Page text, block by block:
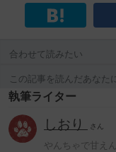
合わせて読みたい
この記事を読んだあなた
執筆ライター
しおり さん
やんちゃで甘え